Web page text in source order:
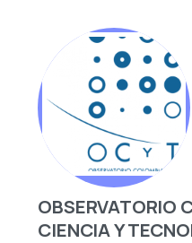
OBSERVATORIO
CIENCIA Y